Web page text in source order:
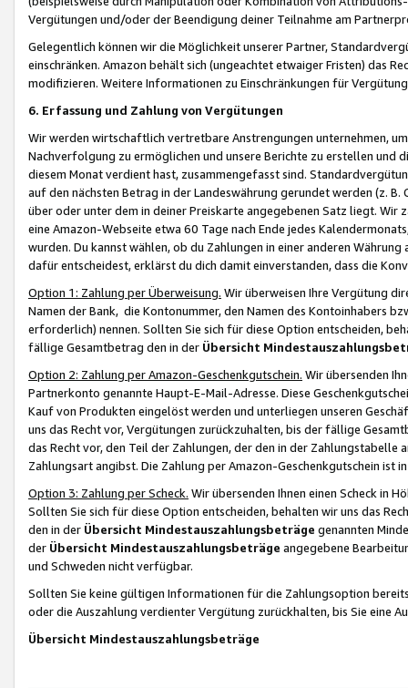
Vergütungen und/oder der Beendigung deiner Teilnahme am
Gelegentlich können wir die Möglichkeit unserer Partner,
einschränken. Amazon behält sich (ungeachtet etwaiger Fristen) das
modifizieren. Weitere Informationen zu Einschränkungen für
6. Erfassung und Zahlung von Vergütungen
Wir werden wirtschaftlich vertretbare Anstrengungen unternehmen,
Nachverfolgung zu ermöglichen und unsere Berichte zu erstellen und
diesem Monat verdient hast, zusammengefasst sind.
auf den nächsten Betrag in der Landeswährung gerundet werden (z.
über oder unter dem in deiner Preiskarte angegebenen Satz liegt.
eine Amazon-Webseite etwa 60 Tage nach Ende jedes
wurden. Du kannst wählen, ob du Zahlungen in einer anderen
dafür entscheidest, erklärst du dich damit einverstanden, dass die
Option 1: Zahlung per Überweisung. Wir überweisen Ihre Vergütung
Namen der Bank, die Kontonummer, den Namen des Kontoinhabers
erforderlich) nennen. Sollten Sie sich für diese Option entscheiden,
fällige Gesamtbetrag den in der Übersicht
Option 2: Zahlung per Amazon-Geschenkgutschein. Wir übersenden
Partnerkonto genannte Haupt-E-Mail-Adresse. Diese
Kauf von Produkten eingelöst werden und unterliegen unseren
uns das Recht vor, Vergütungen zurückzuhalten, bis der fällige
das Recht vor, den Teil der Zahlungen, der den in der
Zahlungsart angibst. Die Zahlung per Amazon-Geschenkgutschein ist
Option 3: Zahlung per Scheck. Wir übersenden Ihnen einen Scheck in
Sollten Sie sich für diese Option entscheiden, behalten wir uns das
den in der Übersicht Mindestauszahlungsbeträge genannten
der Übersicht Mindestauszahlungsbeträge angegebene
und Schweden nicht verfügbar.
Sollten Sie keine gültigen Informationen für die Zahlungsoption
oder die Auszahlung verdienter Vergütung zurückhalten, bis Sie
Übersicht Mindestauszahlungsbeträge